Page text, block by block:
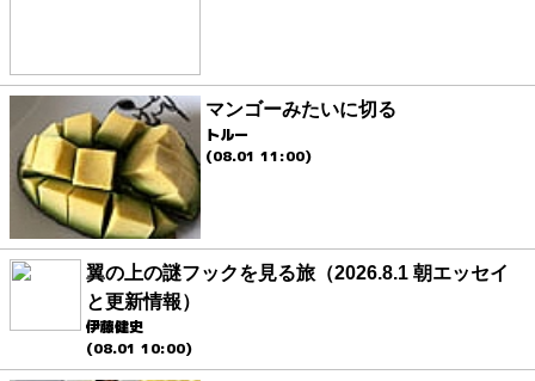
マンゴーみたいに切る
トルー
(08.01 11:00)
翼の上の謎フックを見る旅（2026.8.1 朝エッセイ
と更新情報）
伊藤健史
(08.01 10:00)